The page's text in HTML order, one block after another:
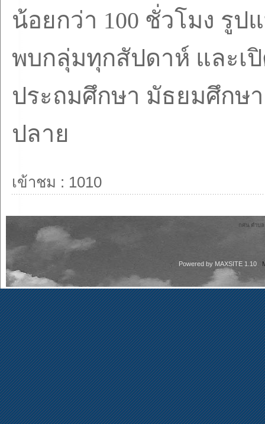
น้อยกว่า 100 ชั่วโมง รูป
พบกลุ่มทุกสัปดาห์ และเ
ประถมศึกษา มัธยมศึกษ
ปลาย
เข้าชม : 1010
กศน.ตำบล
Powered by MAXSITE 1.10